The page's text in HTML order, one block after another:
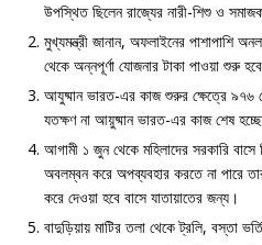
উপস্থিত ছিলেন রাজ্যের নারী-শিশু ও
মুখ্যমন্ত্রী জানান, অফলাইনের পাশাপাশি
থেকে অন্নপূর্ণা যোজনার টাকা পাওয়া শুরু
আযুষ্মান ভারত-এর কাজ শুরুর ক্ষেত্রে ৯৭৬
যতক্ষণ না আয়ুষ্মান ভারত-এর কাজ শেষ হচ্ছে
আগামী ১ জুন থেকে মহিলাদের সরকারি
অবলম্বন করে অপব্যবহার করতে না পারে
করে দেওয়া হবে বাসে যাতায়াতের জন্য।
বাদুড়িয়ায় মাটির তলা থেকে ট্রলি, বস্তা